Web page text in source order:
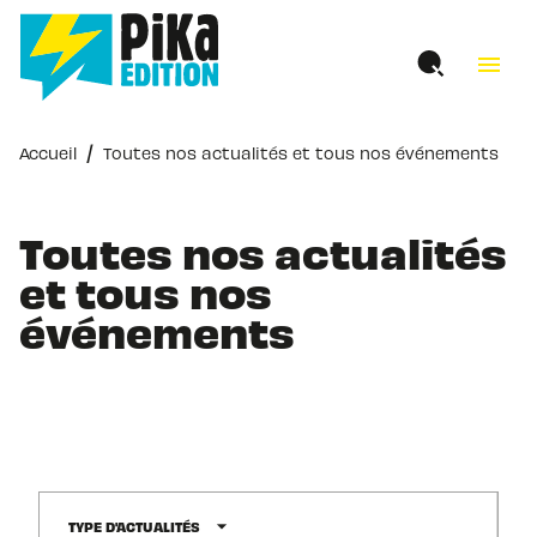
MENU RECHERCHE
PIED DE PAGE
menu
Accueil / Toutes nos actualités et tous nos événements
Toutes nos actualités
et tous nos
événements
TYPE D'ACTUALITÉS arrow_drop_down